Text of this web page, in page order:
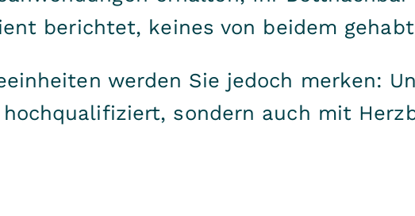
berichtet, keines von beidem
werden Sie jedoch merken:
sondern auch mit